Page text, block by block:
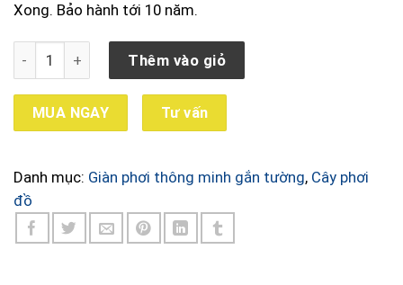
Xong. Bảo hành tới 10 năm.
Giá phơi đồ đa năng gấp gọn nhôm thanh vàng FNGP15 số
Thêm vào giỏ
MUA NGAY Tư vấn
Danh mục: Giàn phơi thông minh gắn tường, Cây phơi
đồ